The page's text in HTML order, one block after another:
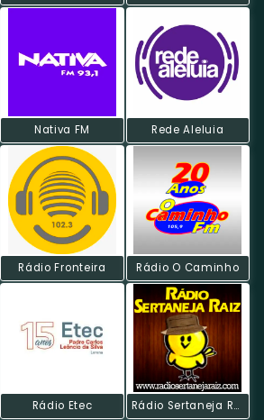
Nativa FM Rede Aleluia
Rádio Fronteira Rádio O Caminho
Rádio Etec Rádio Sertaneja Raiz